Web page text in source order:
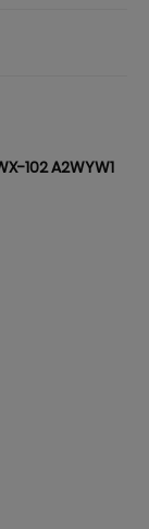
102 A2WYW1